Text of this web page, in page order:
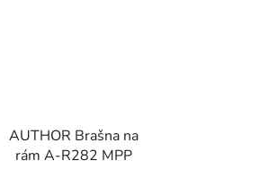
AUTHOR Brašna na
rám A-R282 MPP